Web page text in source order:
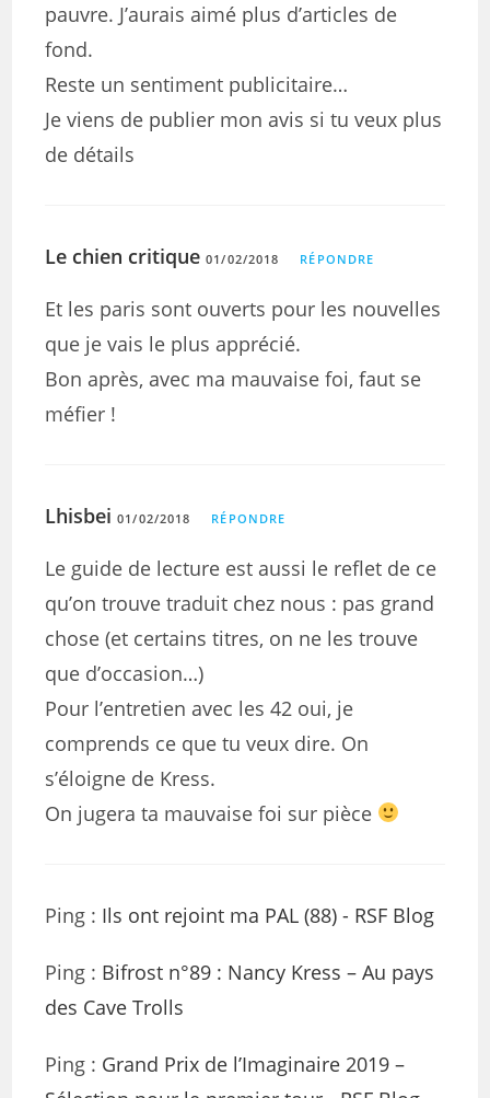
pauvre. J’aurais aimé plus d’articles de
fond.
Reste un sentiment publicitaire…
Je viens de publier mon avis si tu veux plus
de détails
Le chien critique 01/02/2018 RÉPONDRE
Et les paris sont ouverts pour les nouvelles
que je vais le plus apprécié.
Bon après, avec ma mauvaise foi, faut se
méfier !
Lhisbei 01/02/2018 RÉPONDRE
Le guide de lecture est aussi le reflet de ce
qu’on trouve traduit chez nous : pas grand
chose (et certains titres, on ne les trouve
que d’occasion…)
Pour l’entretien avec les 42 oui, je
comprends ce que tu veux dire. On
s’éloigne de Kress.
On jugera ta mauvaise foi sur pièce
Ping : Ils ont rejoint ma PAL (88) - RSF Blog
Ping : Bifrost n°89 : Nancy Kress – Au pays
des Cave Trolls
Ping : Grand Prix de l’Imaginaire 2019 –